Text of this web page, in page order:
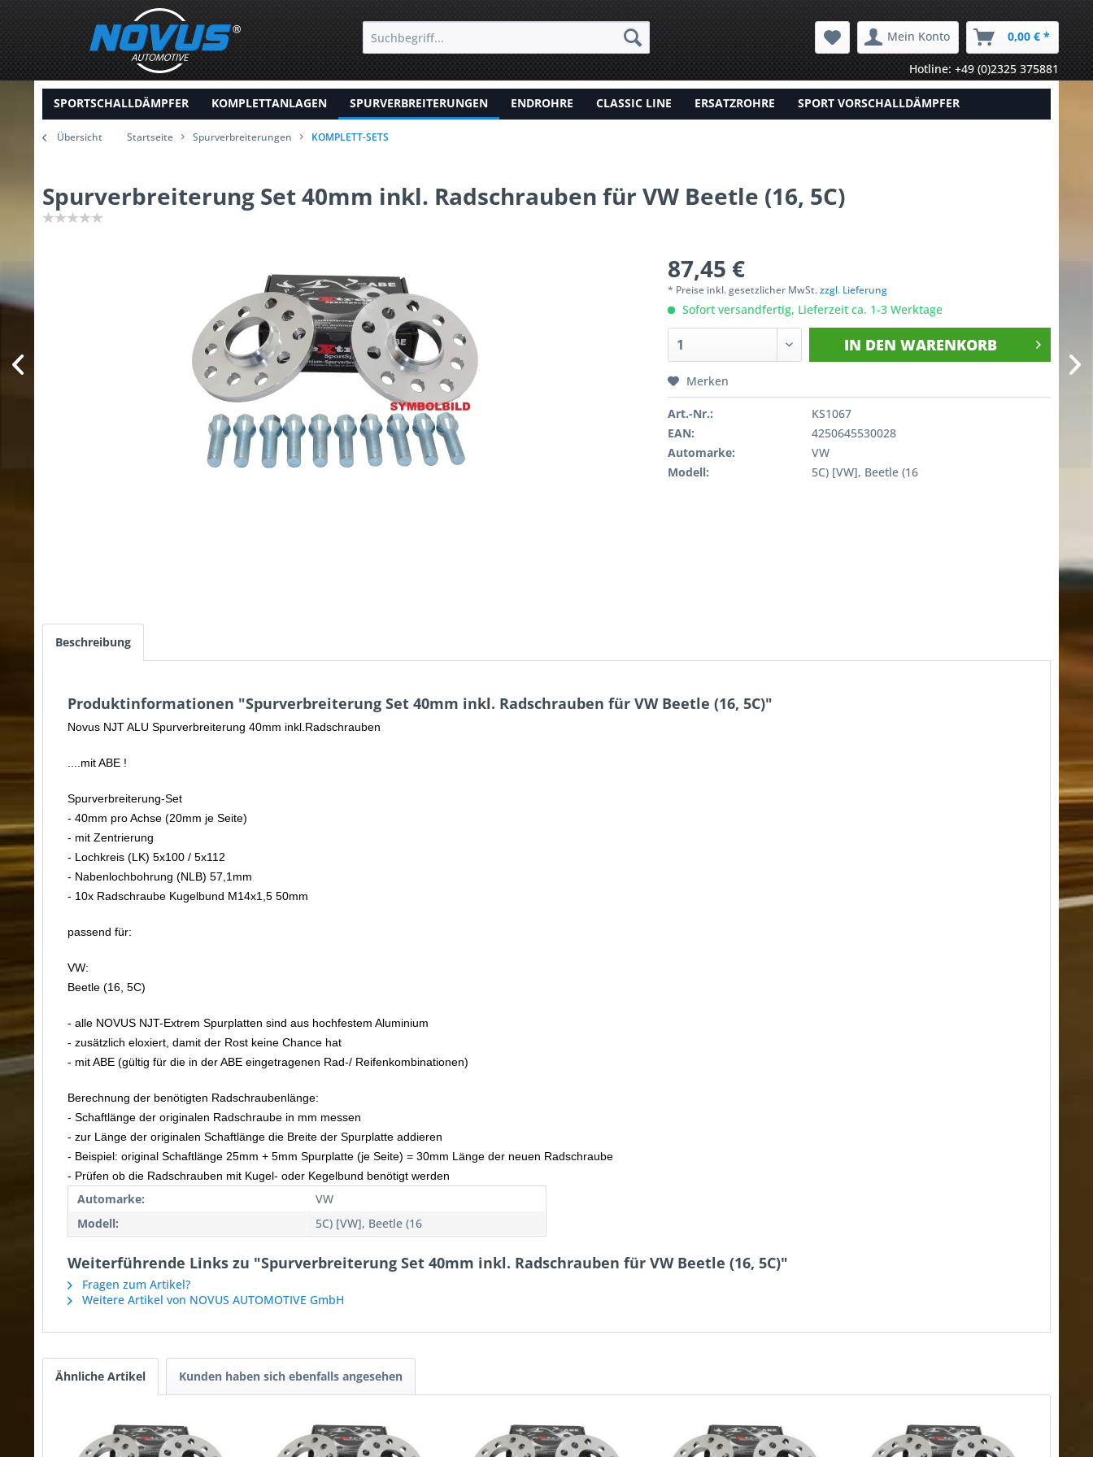
Mein Konto 0,00 € *
Hotline: +49 (0)2325 375881
SPORTSCHALLDÄMPFER KOMPLETTANLAGEN SPURVERBREITERUNGEN ENDROHRE CLASSIC LINE ERSATZROHRE SPORT VORSCHALLDÄMPFER
Übersicht Startseite Spurverbreiterungen KOMPLETT-SETS
Spurverbreiterung Set 40mm inkl. Radschrauben für VW Beetle (16, 5C)
87,45 €
* Preise inkl. gesetzlicher MwSt.zzgl. Lieferung
Sofort versandfertig, Lieferzeit ca. 1-3 Werktage
IN DEN WARENKORB
Merken
Art.-Nr.:
KS1067
EAN:
4250645530028
Automarke:
VW
Modell:
5C) [VW], Beetle (16
Beschreibung
Produktinformationen "Spurverbreiterung Set 40mm inkl. Radschrauben für VW Beetle (16, 5C)"
Novus NJT ALU Spurverbreiterung 40mm inkl.Radschrauben
....mit ABE !
Spurverbreiterung-Set
- 40mm pro Achse (20mm je Seite)
- mit Zentrierung
- Lochkreis (LK) 5x100 / 5x112
- Nabenlochbohrung (NLB) 57,1mm
- 10x Radschraube Kugelbund M14x1,5 50mm
passend für:
VW:
Beetle (16, 5C)
- alle NOVUS NJT-Extrem Spurplatten sind aus hochfestem Aluminium
- zusätzlich eloxiert, damit der Rost keine Chance hat
- mit ABE (gültig für die in der ABE eingetragenen Rad-/ Reifenkombinationen)
Berechnung der benötigten Radschraubenlänge:
- Schaftlänge der originalen Radschraube in mm messen
- zur Länge der originalen Schaftlänge die Breite der Spurplatte addieren
- Beispiel: original Schaftlänge 25mm + 5mm Spurplatte (je Seite) = 30mm Länge der neuen Radschraube
- Prüfen ob die Radschrauben mit Kugel- oder Kegelbund benötigt werden
Automarke:
VW
Modell:
5C) [VW], Beetle (16
Weiterführende Links zu "Spurverbreiterung Set 40mm inkl. Radschrauben für VW Beetle (16, 5C)"
Fragen zum Artikel?
Weitere Artikel von NOVUS AUTOMOTIVE GmbH
Ähnliche Artikel Kunden haben sich ebenfalls angesehen